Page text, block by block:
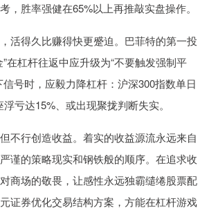
，胜率强健在65%以上再推敲实盘操作。
活得久比赚得快更蹙迫。巴菲特的第一投
在杠杆往返中应升级为“不要触发强制平
号时，应毅力降杠杆：沪深300指数单日
亏达15%、或出现聚拢判断失实。
不行创造收益。着实的收益源流永远来自
谨的策略现实和钢铁般的顺序。在追求收
商场的敬畏，让感性永远独霸缱绻股票配
证券优化交易结构方案，方能在杠杆游戏